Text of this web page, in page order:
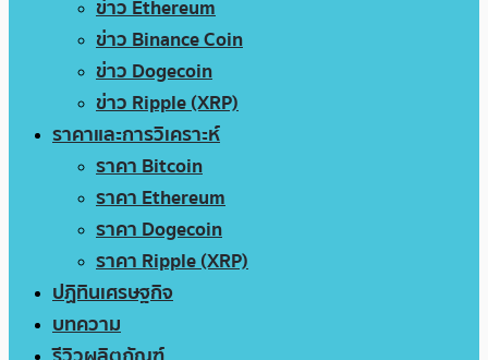
ข่าว Ethereum
ข่าว Binance Coin
ข่าว Dogecoin
ข่าว Ripple (XRP)
ราคาและการวิเคราะห์
ราคา Bitcoin
ราคา Ethereum
ราคา Dogecoin
ราคา Ripple (XRP)
ปฏิทินเศรษฐกิจ
บทความ